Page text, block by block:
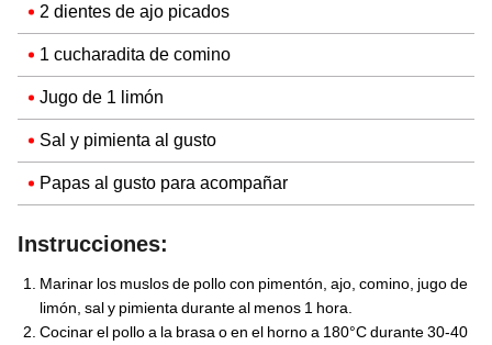
2 dientes de ajo picados
1 cucharadita de comino
Jugo de 1 limón
Sal y pimienta al gusto
Papas al gusto para acompañar
Instrucciones:
Marinar los muslos de pollo con pimentón, ajo, comino, jugo de
limón, sal y pimienta durante al menos 1 hora.
Cocinar el pollo a la brasa o en el horno a 180°C durante 30-40